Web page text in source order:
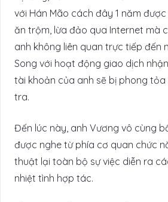
với Hán Mão cách đây 1 năm
ăn trộm, lừa đảo qua Internet mà
anh không liên quan trực tiếp đến
Song với hoạt động giao dịch
tài khoản của anh sẽ bị phong
tra.
Đến lúc này, anh Vương vô cùng
được nghe từ phía cơ quan chức
thuật lại toàn bộ sự việc diễn ra
nhiệt tình hợp tác.